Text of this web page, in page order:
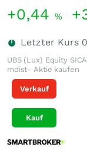
+0,44 %
Letzter Kurs
UBS (Lux) Equity
mdist- Aktie kaufen
Verkauf
Kauf